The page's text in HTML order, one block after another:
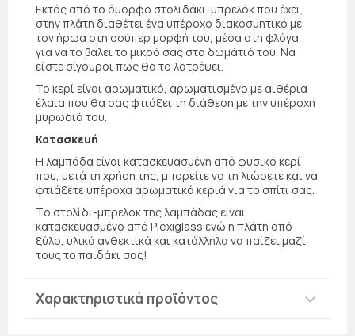
Εκτός από το όμορφο στολιδάκι-μπρελόκ που έχει,
στην πλάτη διαθέτει ένα υπέροχο διακοσμητικό με
τον ήρωα στη σούπερ μορφή του, μέσα στη φλόγα,
για να το βάλει το μικρό σας στο δωμάτιό του. Να
είστε σίγουροι πως θα το λατρέψει.
Το κερί είναι αρωματικό, αρωματισμένο με αιθέρια
έλαια που θα σας φτιάξει τη διάθεση με την υπέροχη
μυρωδιά του.
Κατασκευή
Η λαμπάδα είναι κατασκευασμένη από φυσικό κερί
που, μετά τη χρήση της, μπορείτε να τη λιώσετε και να
φτιάξετε υπέροχα αρωματικά κεριά για το σπίτι σας.
Τo στολίδι-μπρελόκ της λαμπάδας είναι
κατασκευασμένο από Plexiglass ενώ η πλάτη από
ξύλο, υλικά ανθεκτικά και κατάλληλα να παίζει μαζί
τους το παιδάκι σας!
Χαρακτηριστικά προϊόντος